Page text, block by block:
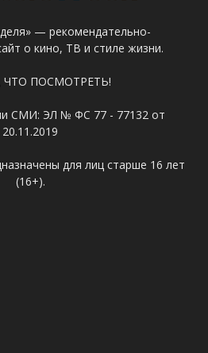
— рекомендательно-
о кино, ТВ и стиле жизни.
ПОСМОТРЕТЬ!
СМИ: ЭЛ № ФС 77 - 77132 от
20.11.2019
для лиц старше 16 лет
(16+).